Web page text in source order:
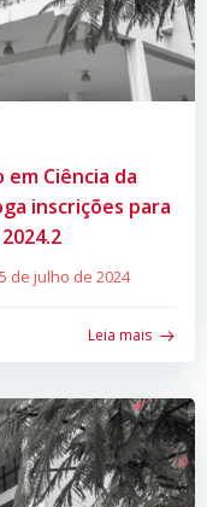
em Ciência da
inscrições para
de julho de 2024
Leia mais